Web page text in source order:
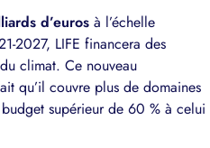
d’euros à l’échelle
2027, LIFE financera des
climat. Ce nouveau
qu’il couvre plus de domaines
supérieur de 60 % à celui